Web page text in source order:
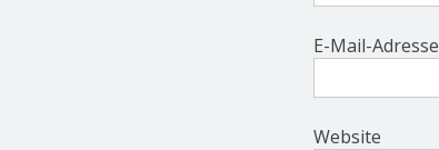
E-Mail-Adresse
Website